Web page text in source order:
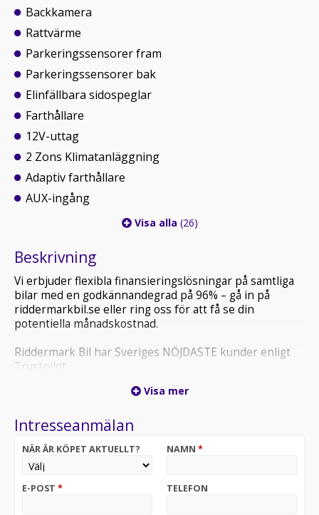
Backkamera
Rattvärme
Parkeringssensorer fram
Parkeringssensorer bak
Elinfällbara sidospeglar
Farthållare
12V-uttag
2 Zons Klimatanläggning
Adaptiv farthållare
AUX-ingång
Visa alla (26)
Beskrivning
Vi erbjuder flexibla finansieringslösningar på samtliga
bilar med en godkännandegrad på 96% – gå in på
riddermarkbil.se eller ring oss för att få se din
potentiella månadskostnad.
Riddermark Bil har Sveriges NÖJDASTE kunder enligt
Trustpilot
hemleverans i hela Sverige!*
Varmt välkommen till vår anläggning i Örebro!
praktisk crossover med automatlåda, smarta utrymmen
och bekväm körkänsla.
med hög sittposition, god komfort och lättmanövrerade
Visa mer
Intresseanmälan
NÄR ÄR KÖPET AKTUELLT? NAMN *
E-POST * TELEFON